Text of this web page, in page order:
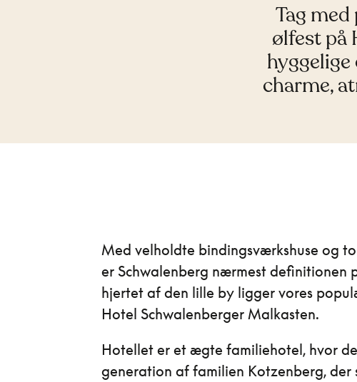
Tag
ølfest på
charme,
Med velholdte bindingsværkshuse og
er Schwalenberg nærmest definitionen
hjertet af den lille by ligger vores
Hotel Schwalenberger Malkasten.
Hotellet er et ægte familiehotel, hvor
generation af familien Kotzenberg, der